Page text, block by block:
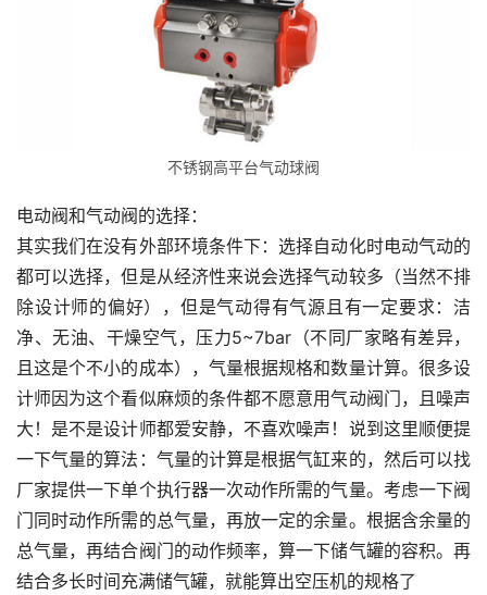
不锈钢高平台气动球阀
电动阀和气动阀的选择：
其实我们在没有外部环境条件下：选择自动化时电动气动的
都可以选择，但是从经济性来说会选择气动较多（当然不排
除设计师的偏好），但是气动得有气源且有一定要求：洁
净、无油、干燥空气，压力5~7bar（不同厂家略有差异，
且这是个不小的成本），气量根据规格和数量计算。很多设
计师因为这个看似麻烦的条件都不愿意用气动阀门，且噪声
大！是不是设计师都爱安静，不喜欢噪声！说到这里顺便提
一下气量的算法：气量的计算是根据气缸来的，然后可以找
厂家提供一下单个执行器一次动作所需的气量。考虑一下阀
门同时动作所需的总气量，再放一定的余量。根据含余量的
总气量，再结合阀门的动作频率，算一下储气罐的容积。再
结合多长时间充满储气罐，就能算出空压机的规格了